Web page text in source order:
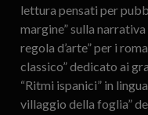
lettura pensati per
margine” sulla
regola d’arte” per i
classico” dedicato ai
“Ritmi ispanici” in
villaggio della foglia”